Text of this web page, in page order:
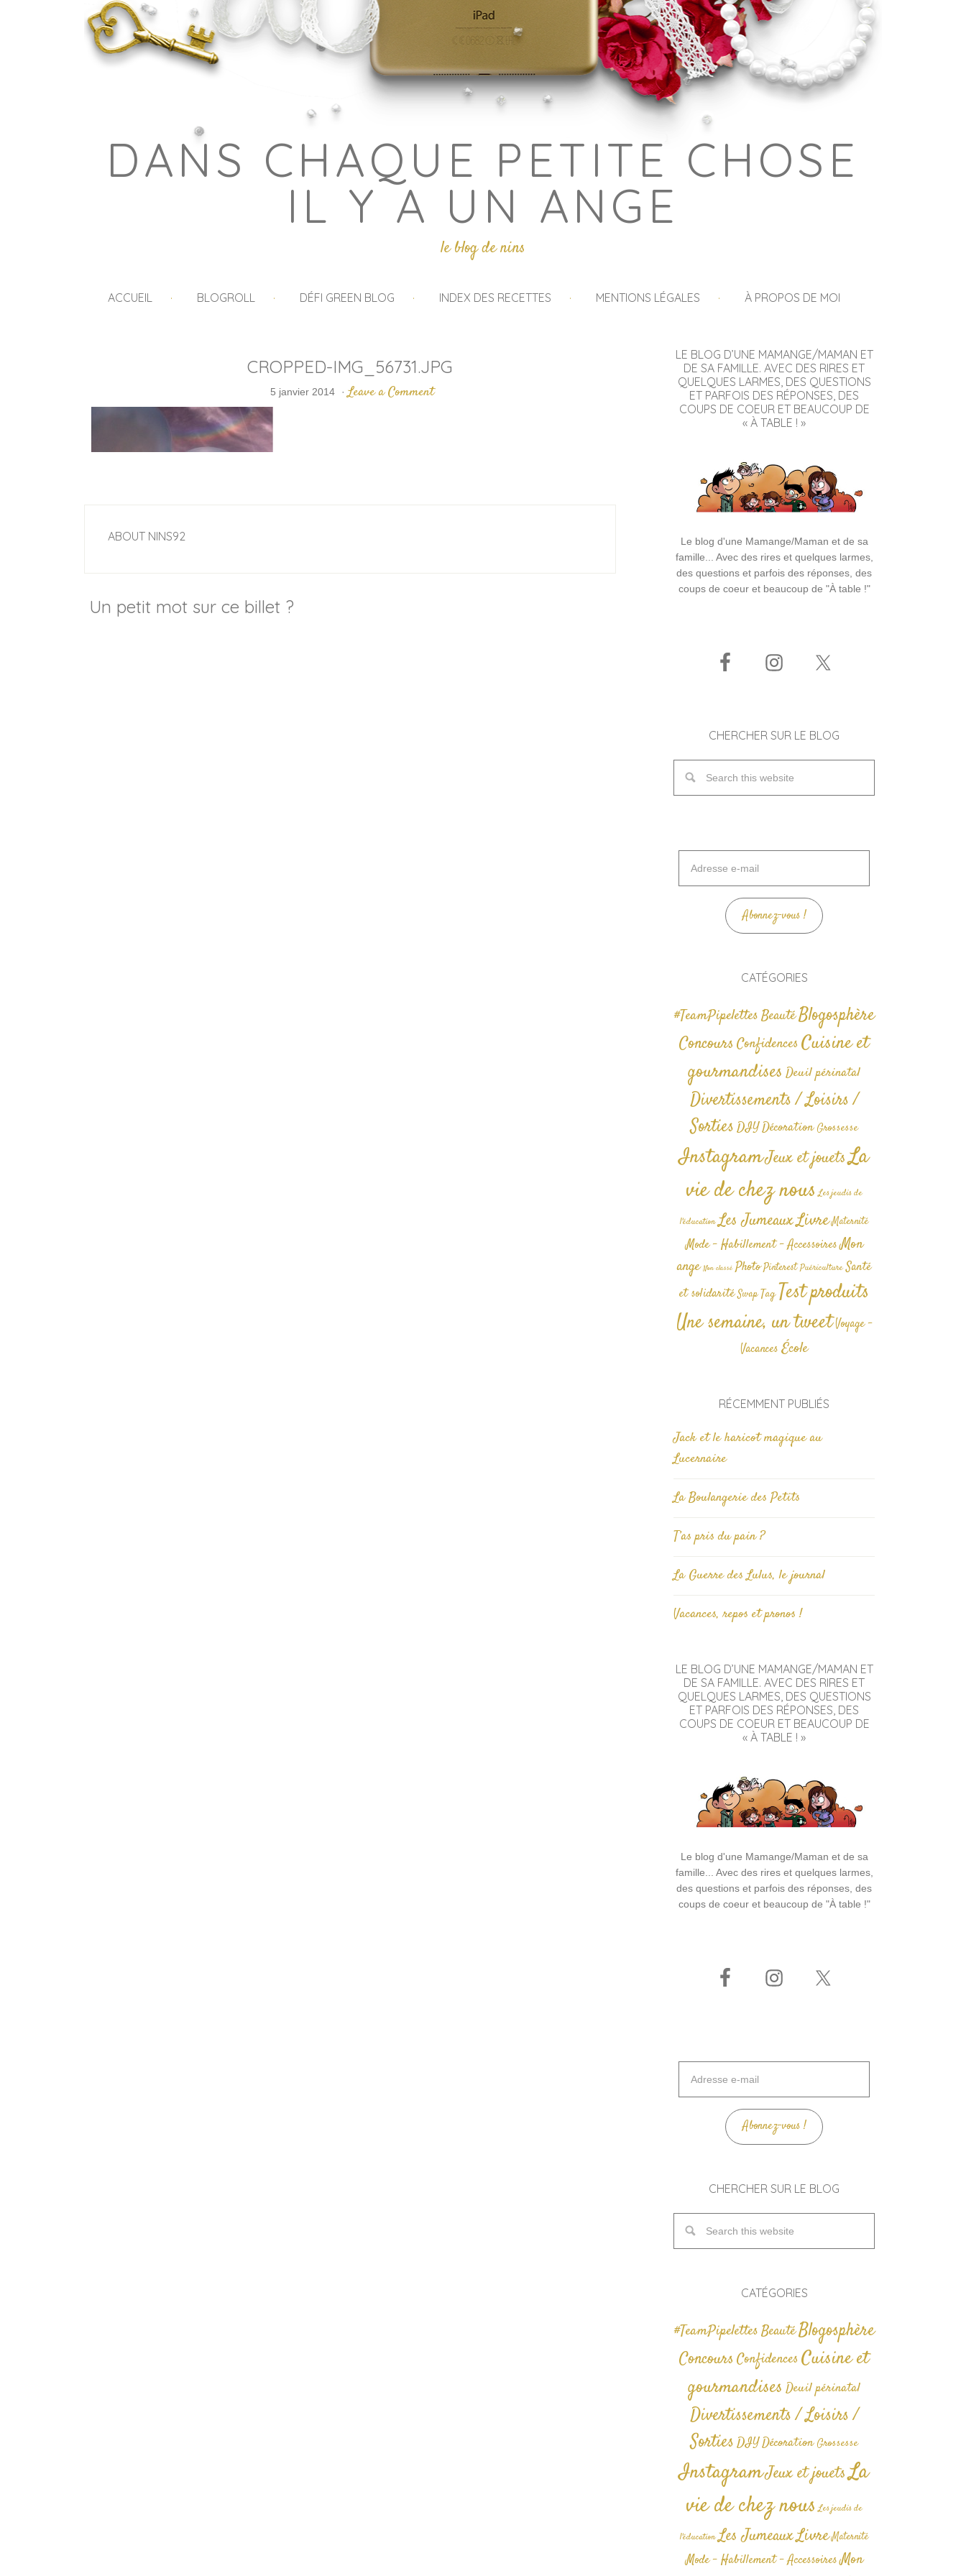
DANS CHAQUE PETITE CHOSE
IL Y A UN ANGE
le blog de nins
ACCUEIL BLOGROLL DÉFI GREEN BLOG INDEX DES RECETTES MENTIONS LÉGALES À PROPOS DE MOI
CROPPED-IMG_56731.JPG
5 janvier 2014 · Leave a Comment
ABOUT NINS92
Un petit mot sur ce billet ?
LE BLOG D’UNE MAMANGE/MAMAN ET
DE SA FAMILLE. AVEC DES RIRES ET
QUELQUES LARMES, DES QUESTIONS
ET PARFOIS DES RÉPONSES, DES
COUPS DE COEUR ET BEAUCOUP DE
« À TABLE ! »
Le blog d'une Mamange/Maman et de sa
famille... Avec des rires et quelques larmes,
des questions et parfois des réponses, des
coups de coeur et beaucoup de "À table !"
CHERCHER SUR LE BLOG
mail
Abonnez-vous !
CATÉGORIES
#TeamPipelettesBeautéBlogosphère
ConcoursConfidences Cuisine et
gourmandises Deuil périnatal
Divertissements / Loisirs /
SortiesDIYDécoration Grossesse
InstagramJeux et jouetsLa
vie de chez nous Les jeudis de
l'éducation Les JumeauxLivre Maternité
Mode - Habillement - AccessoiresMon
ange Non classé Photo Pinterest Puériculture Santé
et solidarité Swap TagTest produits
Une semaine, un tweetVoyage -
Vacances École
RÉCEMMENT PUBLIÉS
Jack et le haricot magique au
Lucernaire
La Boulangerie des Petits
T’as pris du pain ?
La Guerre des Lulus, le journal
Vacances, repos et pronos !
LE BLOG D’UNE MAMANGE/MAMAN ET
DE SA FAMILLE. AVEC DES RIRES ET
QUELQUES LARMES, DES QUESTIONS
ET PARFOIS DES RÉPONSES, DES
COUPS DE COEUR ET BEAUCOUP DE
« À TABLE ! »
Le blog d'une Mamange/Maman et de sa
famille... Avec des rires et quelques larmes,
des questions et parfois des réponses, des
coups de coeur et beaucoup de "À table !"
mail
Abonnez-vous !
CHERCHER SUR LE BLOG
CATÉGORIES
#TeamPipelettesBeautéBlogosphère
ConcoursConfidences Cuisine et
gourmandises Deuil périnatal
Divertissements / Loisirs /
SortiesDIYDécoration Grossesse
InstagramJeux et jouetsLa
vie de chez nous Les jeudis de
l'éducation Les JumeauxLivre Maternité
Mode - Habillement - AccessoiresMon